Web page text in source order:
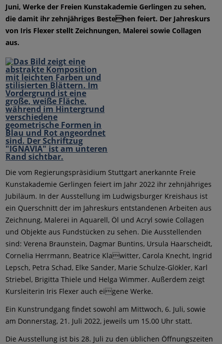
Juni, Werke der Freien Kunstakademie Gerlingen zu sehen,
die damit ihr zehnjähriges Bestehen feiert. Der Jahreskurs
von Iris Flexer stellt Zeichnungen, Malerei sowie Collagen
aus.
Die vom Regierungspräsidium Stuttgart anerkannte Freie
Kunstakademie Gerlingen feiert im Jahr 2022 ihr zehnjähriges
Jubiläum. In der Ausstellung im Ludwigsburger Kreishaus ist
ein Querschnitt der im Jahreskurs entstandenen Arbeiten aus
Zeichnung, Malerei in Aquarell, Öl und Acryl sowie Collagen
und Objekte aus Fundstücken zu sehen. Die Ausstellenden
sind: Verena Braunstein, Dagmar Buntins, Ursula Haarscheidt,
Cornelia Herrmann, Beatrice Klawitter, Carola Knecht, Ingrid
Lepsch, Petra Schad, Elke Sander, Marie Schulze-Glökler, Karl
Striebel, Brigitta Thiele und Helga Wimmer. Außerdem zeigt
Kursleiterin Iris Flexer auch eigene Werke.
Ein Kunstrundgang findet sowohl am Mittwoch, 6. Juli, sowie
am Donnerstag, 21. Juli 2022, jeweils um 15.00 Uhr statt.
Die Ausstellung ist bis 28. Juli zu den üblichen Öffnungszeiten